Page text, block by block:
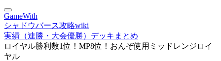
GameWith
シャドウバース攻略wiki
実績（連勝・大会優勝）デッキまとめ
ロイヤル勝利数1位！MP8位！おんぞ使用ミッドレンジロイ
ヤル